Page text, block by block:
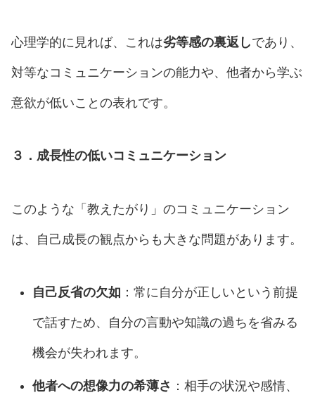
心理学的に見れば、これは劣等感の裏返しであり、
対等なコミュニケーションの能力や、他者から学ぶ
意欲が低いことの表れです。
３．成長性の低いコミュニケーション
このような「教えたがり」のコミュニケーション
は、自己成長の観点からも大きな問題があります。
自己反省の欠如 ：常に自分が正しいという前提
で話すため、自分の言動や知識の過ちを省みる
機会が失われます。
他者への想像力の希薄さ ：相手の状況や感情、